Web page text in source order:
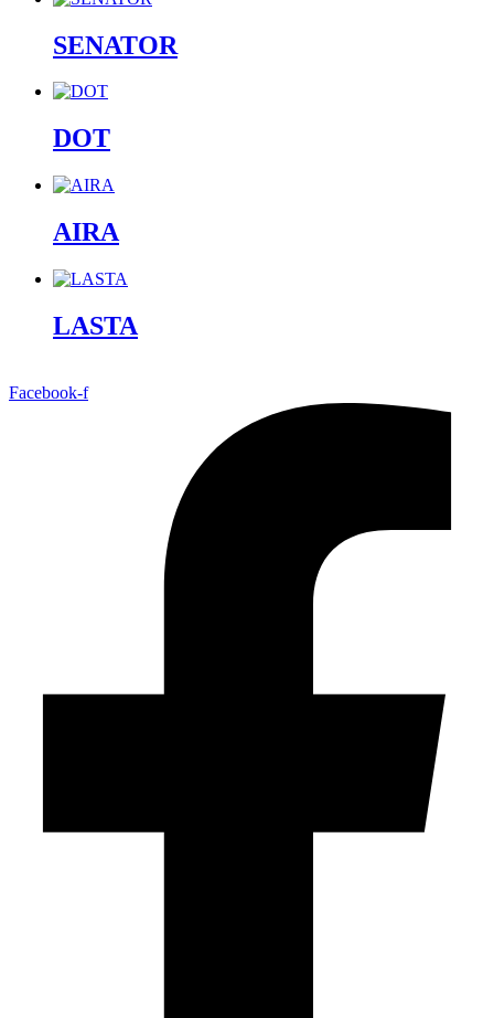
SENATOR
DOT
AIRA
LASTA
Facebook-f